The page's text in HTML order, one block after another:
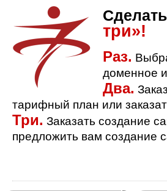
три»!
Раз.
доменное
Два.
тарифный план или
Три. Заказать создание
предложить вам создание